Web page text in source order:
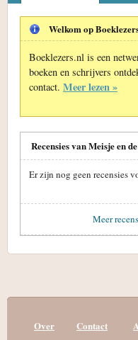
Welkom op
Boeklezers.nl is een
boeken en schrijvers
contact. Meer lezen »
Recensies van Meisje en
Er zijn nog geen recensies
Meer
Over Contact